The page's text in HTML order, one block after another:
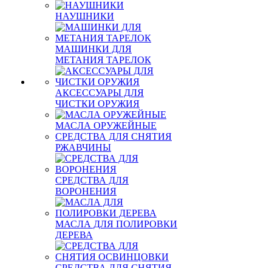
НАУШНИКИ
МАШИНКИ ДЛЯ
МЕТАНИЯ ТАРЕЛОК
АКСЕССУАРЫ ДЛЯ
ЧИСТКИ ОРУЖИЯ
МАСЛА ОРУЖЕЙНЫЕ
СРЕДСТВА ДЛЯ СНЯТИЯ
РЖАВЧИНЫ
СРЕДСТВА ДЛЯ
ВОРОНЕНИЯ
МАСЛА ДЛЯ ПОЛИРОВКИ
ДЕРЕВА